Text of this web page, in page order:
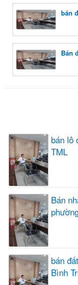
bán
Bán
bán lô
TML
Bán
bán
Bình